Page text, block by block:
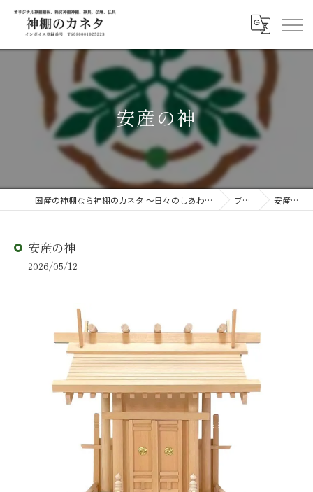
安産の神
国産の神棚なら神棚のカネタ ～日々のしあわせを感じる物を～ ブログ 安産の神
安産の神
2026/05/12